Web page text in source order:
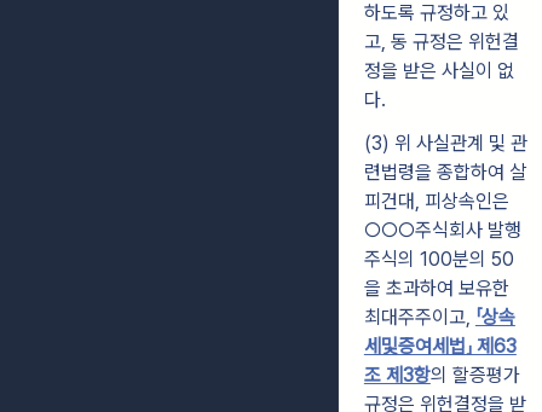
하도록 규정하고 있
고, 동 규정은 위헌결
정을 받은 사실이 없
다.
(3) 위 사실관계 및 관
련법령을 종합하여 살
피건대, 피상속인은
○○○주식회사 발행
주식의 100분의 50
을 초과하여 보유한
최대주주이고, 「상속
세및증여세법」 제63
조 제3항의 할증평가
규정은 위헌결정을 받